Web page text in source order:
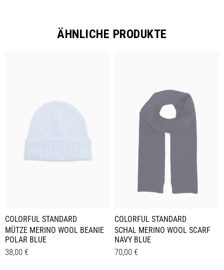
ÄHNLICHE PRODUKTE
COLORFUL STANDARD
MÜTZE MERINO WOOL BEANIE
POLAR BLUE
38,00 €
COLORFUL STANDARD
SCHAL MERINO WOOL SCARF
NAVY BLUE
70,00 €